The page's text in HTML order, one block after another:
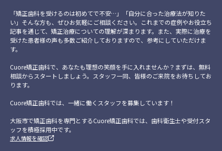
「矯正歯科を受けるのは初めてで不安…」「自分に合った治療法が知りた
い」そんな方も、ぜひお気軽にご相談ください。これまでの症例やお役立ち
記事を通じて、矯正治療についての理解が深まります。また、実際に治療を
受けた患者様の声も多数ご紹介しておりますので、参考にしていただけま
す。
Cuore矯正歯科で、あなたも理想の笑顔を手に入れませんか？まずは、無料
相談からスタートしましょう。スタッフ一同、皆様のご来院をお待ちしてお
ります。
Cuore矯正歯科では、一緒に働くスタッフを募集しています！
大阪市で矯正歯科を専門とするCuore矯正歯科では、歯科衛生士や受付スタ
ッフを積極採用中です。
求人情報を確認